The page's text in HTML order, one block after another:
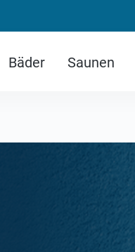
Bäder Saunen